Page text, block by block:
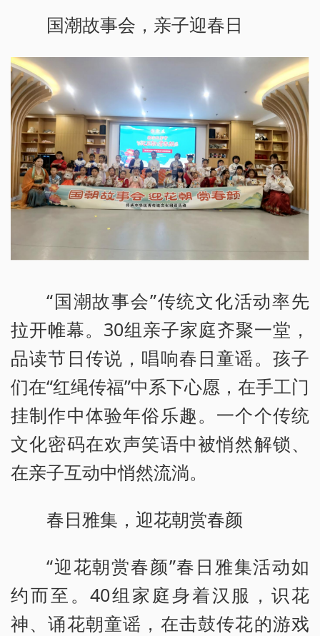
国潮故事会，亲子迎春日
“国潮故事会”传统文化活动率先
拉开帷幕。30组亲子家庭齐聚一堂，
品读节日传说，唱响春日童谣。孩子
们在“红绳传福”中系下心愿，在手工门
挂制作中体验年俗乐趣。一个个传统
文化密码在欢声笑语中被悄然解锁、
在亲子互动中悄然流淌。
春日雅集，迎花朝赏春颜
“迎花朝赏春颜”春日雅集活动如
约而至。40组家庭身着汉服，识花
神、诵花朝童谣，在击鼓传花的游戏